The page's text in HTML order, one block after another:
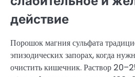
действие
Порошок магния сульфата
эпизодических запорах, когда
очистить кишечник. Раствор